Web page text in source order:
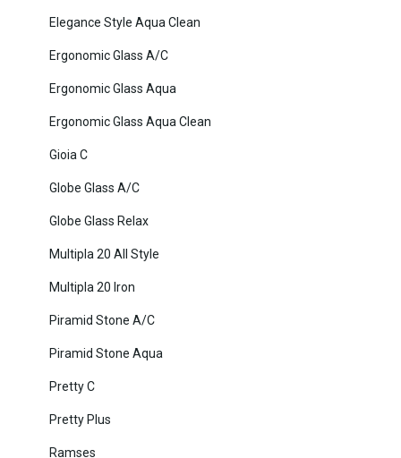
Elegance Style Aqua Clean
Ergonomic Glass A/C
Ergonomic Glass Aqua
Ergonomic Glass Aqua Clean
Gioia C
Globe Glass A/C
Globe Glass Relax
Multipla 20 All Style
Multipla 20 Iron
Piramid Stone A/C
Piramid Stone Aqua
Pretty C
Pretty Plus
Ramses